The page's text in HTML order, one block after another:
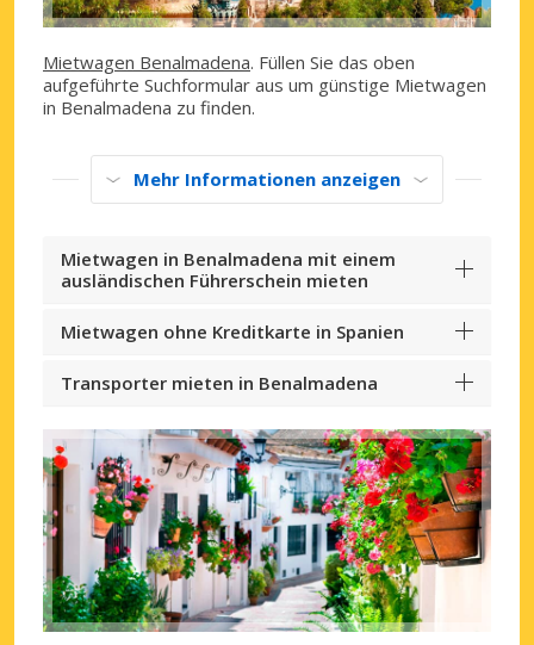
Mietwagen Benalmadena. Füllen Sie das oben
aufgeführte Suchformular aus um günstige Mietwagen
in Benalmadena zu finden.
Mehr Informationen anzeigen
Mietwagen in Benalmadena mit einem
ausländischen Führerschein mieten
Mietwagen ohne Kreditkarte in Spanien
Transporter mieten in Benalmadena